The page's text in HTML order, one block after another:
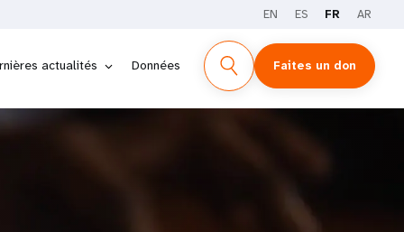
EN ES FR AR
actualités Données Faites un don